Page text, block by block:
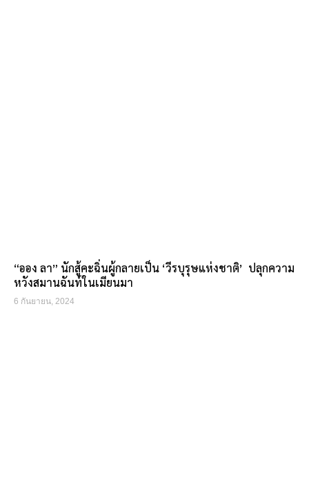
“ออง ลา” นักสู้คะฉิ่นผู้กลายเป็น ‘วีรบุรุษแห่งชาติ’ ปลุกความ
หวังสมานฉันท์ในเมียนมา
6 กันยายน, 2024